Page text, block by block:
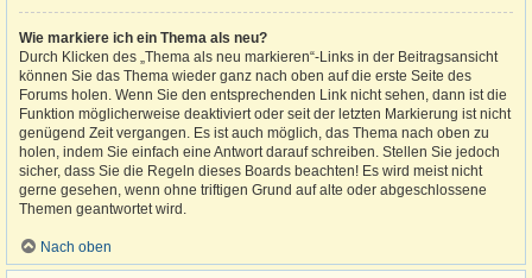
Wie markiere ich ein Thema als neu?
Durch Klicken des „Thema als neu markieren“-Links in der Beitragsansicht
können Sie das Thema wieder ganz nach oben auf die erste Seite des
Forums holen. Wenn Sie den entsprechenden Link nicht sehen, dann ist die
Funktion möglicherweise deaktiviert oder seit der letzten Markierung ist nicht
genügend Zeit vergangen. Es ist auch möglich, das Thema nach oben zu
holen, indem Sie einfach eine Antwort darauf schreiben. Stellen Sie jedoch
sicher, dass Sie die Regeln dieses Boards beachten! Es wird meist nicht
gerne gesehen, wenn ohne triftigen Grund auf alte oder abgeschlossene
Themen geantwortet wird.
Nach oben